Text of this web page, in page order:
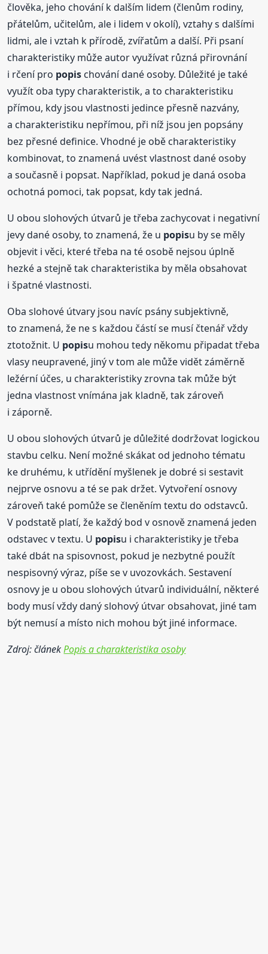
člověka, jeho chování k dalším lidem (členům rodiny,
přátelům, učitelům, ale i lidem v okolí), vztahy s dalšími
lidmi, ale i vztah k přírodě, zvířatům a další. Při psaní
charakteristiky může autor využívat různá přirovnání
i rčení pro popis chování dané osoby. Důležité je také
využít oba typy charakteristik, a to charakteristiku
přímou, kdy jsou vlastnosti jedince přesně nazvány,
a charakteristiku nepřímou, při níž jsou jen popsány
bez přesné definice. Vhodné je obě charakteristiky
kombinovat, to znamená uvést vlastnost dané osoby
a současně i popsat. Například, pokud je daná osoba
ochotná pomoci, tak popsat, kdy tak jedná.
U obou slohových útvarů je třeba zachycovat i negativní
jevy dané osoby, to znamená, že u popisu by se měly
objevit i věci, které třeba na té osobě nejsou úplně
hezké a stejně tak charakteristika by měla obsahovat
i špatné vlastnosti.
Oba slohové útvary jsou navíc psány subjektivně,
to znamená, že ne s každou částí se musí čtenář vždy
ztotožnit. U popisu mohou tedy někomu připadat třeba
vlasy neupravené, jiný v tom ale může vidět záměrně
ležérní účes, u charakteristiky zrovna tak může být
jedna vlastnost vnímána jak kladně, tak zároveň
i záporně.
U obou slohových útvarů je důležité dodržovat logickou
stavbu celku. Není možné skákat od jednoho tématu
ke druhému, k utřídění myšlenek je dobré si sestavit
nejprve osnovu a té se pak držet. Vytvoření osnovy
zároveň také pomůže se členěním textu do odstavců.
V podstatě platí, že každý bod v osnově znamená jeden
odstavec v textu. U popisu i charakteristiky je třeba
také dbát na spisovnost, pokud je nezbytné použít
nespisovný výraz, píše se v uvozovkách. Sestavení
osnovy je u obou slohových útvarů individuální, některé
body musí vždy daný slohový útvar obsahovat, jiné tam
být nemusí a místo nich mohou být jiné informace.
Zdroj: článekPopis a charakteristika osoby